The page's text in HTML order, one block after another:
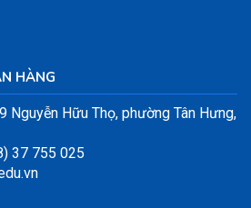
HÀNG
Nguyễn Hữu Thọ, phường Tân Hưng,
37 755 025